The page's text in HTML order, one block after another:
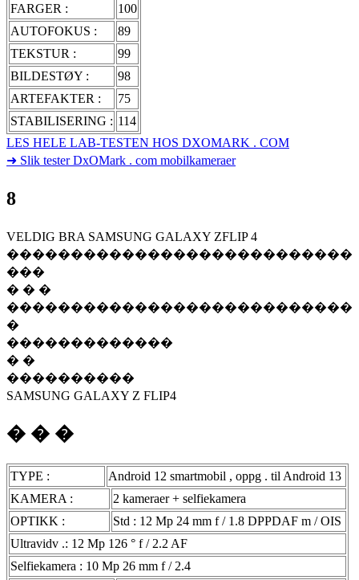
FARGER :
100
AUTOFOKUS :
89
TEKSTUR :
99
BILDESTØY :
98
ARTEFAKTER :
75
STABILISERING : 114
LES HELE LAB-TESTEN HOS DXOMARK . COM
➜ Slik tester DxOMark . com mobilkameraer
8
VELDIG BRA SAMSUNG GALAXY ZFLIP 4
���������������������������
���
� � �
���������������������������
�
�������������
� �
����������
SAMSUNG GALAXY Z FLIP4
� � �
TYPE :
Android 12 smartmobil , oppg . til Android 13
KAMERA :
2 kameraer + selfiekamera
OPTIKK :
Std : 12 Mp 24 mm f / 1.8 DPPDAF m / OIS
Ultravidv .: 12 Mp 126 ° f / 2.2 AF
Selfiekamera : 10 Mp 26 mm f / 2.4